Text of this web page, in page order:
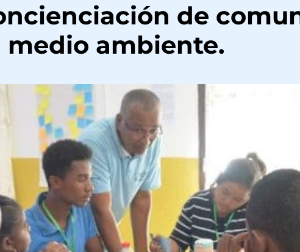
de
medio ambiente.